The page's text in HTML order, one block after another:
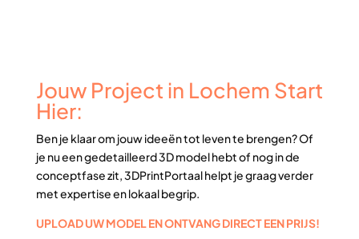
Jouw Project in Lochem Start
Hier:
Ben je klaar om jouw ideeën tot leven te brengen? Of
je nu een gedetailleerd 3D model hebt of nog in de
conceptfase zit, 3DPrintPortaal helpt je graag verder
met expertise en lokaal begrip.
UPLOAD UW MODEL EN ONTVANG DIRECT EEN PRIJS!